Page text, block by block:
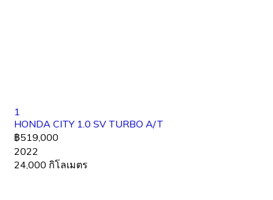
1
HONDA CITY 1.0 SV TURBO A/T
฿519,000
2022
24,000 กิโลเมตร